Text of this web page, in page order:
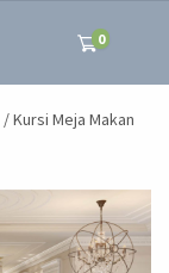
0
/ Kursi Meja Makan